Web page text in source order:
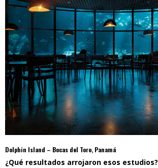
Dolphin Island – Bocas del Toro, Panamá
¿Qué resultados arrojaron esos estudios?